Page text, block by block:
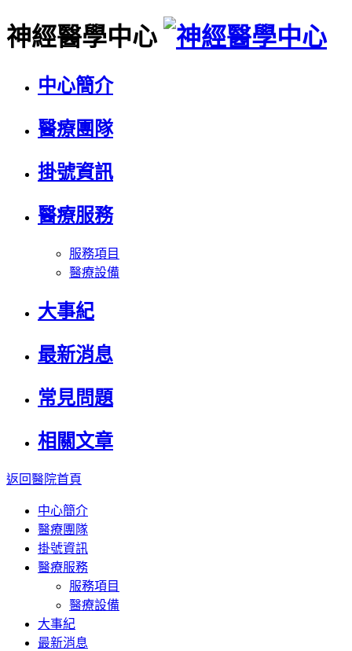
神經醫學中心
中心簡介
醫療團隊
掛號資訊
醫療服務
服務項目
醫療設備
大事紀
最新消息
常見問題
相關文章
返回醫院首頁
中心簡介
醫療團隊
掛號資訊
醫療服務
服務項目
醫療設備
大事紀
最新消息